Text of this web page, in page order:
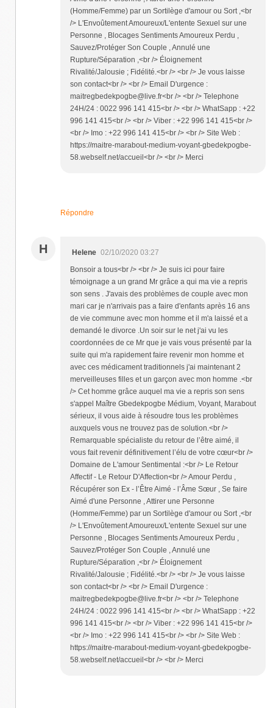
(Homme/Femme) par un Sortilège d'amour ou Sort ,<br
/> L'Envoûtement Amoureux/L'entente Sexuel sur une
Personne , Blocages Sentiments Amoureux Perdu ,
Sauvez/Protéger Son Couple , Annulé une
Rupture/Séparation ,<br /> Éloignement
Rivalité/Jalousie ; Fidélité.<br /> <br /> Je vous laisse
son contact<br /> <br /> Email D'urgence :
maitregbedekpogbe@live.fr<br /> <br /> Telephone
24H/24 : 0022 996 141 415<br /> <br /> WhatSapp : +22
996 141 415<br /> <br /> Viber : +22 996 141 415<br />
<br /> Imo : +22 996 141 415<br /> <br /> Site Web :
https://maitre-marabout-medium-voyant-gbedekpogbe-
58.webself.net/accueil<br /> <br /> Merci
Répondre
H Helene 02/10/2020 03:27
Bonsoir a tous<br /> <br /> Je suis ici pour faire
témoignage a un grand Mr grâce a qui ma vie a repris
son sens . J'avais des problèmes de couple avec mon
mari car je n'arrivais pas a faire d'enfants après 16 ans
de vie commune avec mon homme et il m'a laissé et a
demandé le divorce .Un soir sur le net j'ai vu les
coordonnées de ce Mr que je vais vous présenté par la
suite qui m'a rapidement faire revenir mon homme et
avec ces médicament traditionnels j'ai maintenant 2
merveilleuses filles et un garçon avec mon homme .<br
/> Cet homme grâce auquel ma vie a repris son sens
s'appel Maître Gbedekpogbe Médium, Voyant, Marabout
sérieux, il vous aide à résoudre tous les problèmes
auxquels vous ne trouvez pas de solution.<br />
Remarquable spécialiste du retour de l’être aimé, il
vous fait revenir définitivement l’élu de votre cœur<br />
Domaine de L'amour Sentimental :<br /> Le Retour
Affectif - Le Retour D'Affection<br /> Amour Perdu ,
Récupérer son Ex - l’Être Aimé - l’Âme Sœur , Se faire
Aimé d'une Personne , Attirer une Personne
(Homme/Femme) par un Sortilège d'amour ou Sort ,<br
/> L'Envoûtement Amoureux/L'entente Sexuel sur une
Personne , Blocages Sentiments Amoureux Perdu ,
Sauvez/Protéger Son Couple , Annulé une
Rupture/Séparation ,<br /> Éloignement
Rivalité/Jalousie ; Fidélité.<br /> <br /> Je vous laisse
son contact<br /> <br /> Email D'urgence :
maitregbedekpogbe@live.fr<br /> <br /> Telephone
24H/24 : 0022 996 141 415<br /> <br /> WhatSapp : +22
996 141 415<br /> <br /> Viber : +22 996 141 415<br />
<br /> Imo : +22 996 141 415<br /> <br /> Site Web :
https://maitre-marabout-medium-voyant-gbedekpogbe-
58.webself.net/accueil<br /> <br /> Merci